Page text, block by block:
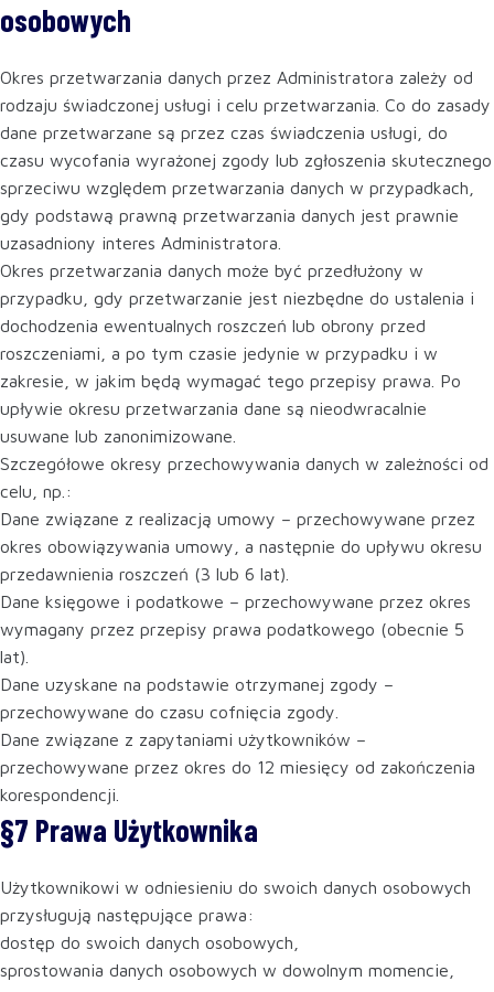
osobowych
Okres przetwarzania danych przez Administratora zależy od
rodzaju świadczonej usługi i celu przetwarzania. Co do zasady
dane przetwarzane są przez czas świadczenia usługi, do
czasu wycofania wyrażonej zgody lub zgłoszenia skutecznego
sprzeciwu względem przetwarzania danych w przypadkach,
gdy podstawą prawną przetwarzania danych jest prawnie
uzasadniony interes Administratora.
Okres przetwarzania danych może być przedłużony w
przypadku, gdy przetwarzanie jest niezbędne do ustalenia i
dochodzenia ewentualnych roszczeń lub obrony przed
roszczeniami, a po tym czasie jedynie w przypadku i w
zakresie, w jakim będą wymagać tego przepisy prawa. Po
upływie okresu przetwarzania dane są nieodwracalnie
usuwane lub zanonimizowane.
Szczegółowe okresy przechowywania danych w zależności od
celu, np.:
Dane związane z realizacją umowy – przechowywane przez
okres obowiązywania umowy, a następnie do upływu okresu
przedawnienia roszczeń (3 lub 6 lat).
Dane księgowe i podatkowe – przechowywane przez okres
wymagany przez przepisy prawa podatkowego (obecnie 5
lat).
Dane uzyskane na podstawie otrzymanej zgody –
przechowywane do czasu cofnięcia zgody.
Dane związane z zapytaniami użytkowników –
przechowywane przez okres do 12 miesięcy od zakończenia
korespondencji.
§7 Prawa Użytkownika
Użytkownikowi w odniesieniu do swoich danych osobowych
przysługują następujące prawa:
dostęp do swoich danych osobowych,
sprostowania danych osobowych w dowolnym momencie,